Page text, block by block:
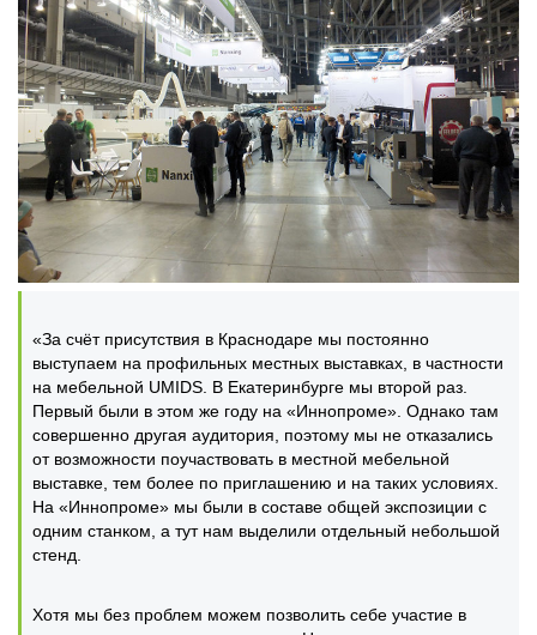
«За счёт присутствия в Краснодаре мы постоянно
выступаем на профильных местных выставках, в частности
на мебельной UMIDS. В Екатеринбурге мы второй раз.
Первый были в этом же году на «Иннопроме». Однако там
совершенно другая аудитория, поэтому мы не отказались
от возможности поучаствовать в местной мебельной
выставке, тем более по приглашению и на таких условиях.
На «Иннопроме» мы были в составе общей экспозиции с
одним станком, а тут нам выделили отдельный небольшой
стенд.
Хотя мы без проблем можем позволить себе участие в